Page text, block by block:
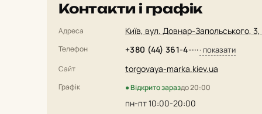
Контакти і графік
Адреса Київ, вул. Довнар-Запольського, 3,
Телефон +380 (44) 361-4-···· показати
Сайт torgovaya-marka.kiev.ua
Графік ● Відкрито зараздо 20:00
пн-пт 10:00-20:00